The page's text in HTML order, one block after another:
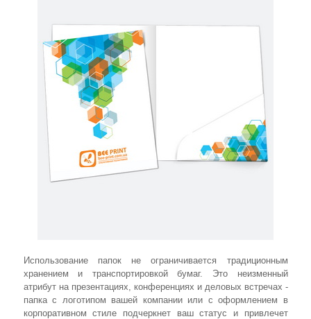
Использование папок не ограничивается традиционным
хранением и транспортировкой бумаг. Это неизменный
атрибут на презентациях, конференциях и деловых встречах -
папка с логотипом вашей компании или с оформлением в
корпоративном стиле подчеркнет ваш статус и привлечет